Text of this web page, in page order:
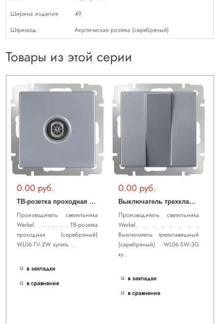
Ширина изделия
49
Штрихкод
Акустическая розетка (серебряный)
Товары из этой серии
0.00 руб.
Т
В-розетка проходная (серебряный) WL06-TV-2W
Производитель светильника
Werkel. . . . . . . . ТВ-розетка
проходная (серебряный)
WL06-TV-2W купить ..
в закладки
в сравнение
0.00 руб.
В
ыключатель трехклавишный (серебряный) WL06-SW-3G
Производитель светильника
Werkel. . . . . . . .
Выключатель трехклавишный
(серебряный) WL06-SW-3G
ку..
в закладки
в сравнение